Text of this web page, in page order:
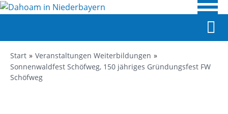
Start
Veranstaltungen Weiterbildungen
Sonnenwaldfest Schöfweg, 150 jähriges Gründungsfest FW
Schöfweg